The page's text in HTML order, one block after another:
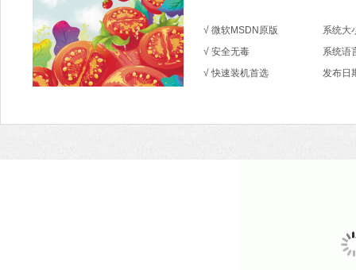
√ 微软MSDN原版
系统大
√ 安全无毒
系统语
√ 快速装机首选
发布日